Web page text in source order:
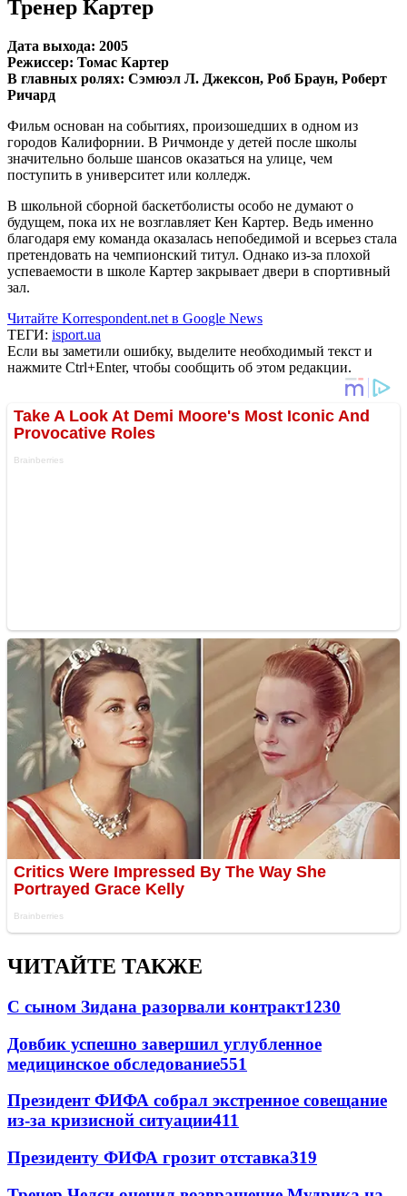
Тренер Картер
Дата выхода: 2005
Режиссер: Томас Картер
В главных ролях: Сэмюэл Л. Джексон, Роб Браун, Роберт
Ричард
Фильм основан на событиях, произошедших в одном из
городов Калифорнии. В Ричмонде у детей после школы
значительно больше шансов оказаться на улице, чем
поступить в университет или колледж.
В школьной сборной баскетболисты особо не думают о
будущем, пока их не возглавляет Кен Картер. Ведь именно
благодаря ему команда оказалась непобедимой и всерьез стала
претендовать на чемпионский титул. Однако из-за плохой
успеваемости в школе Картер закрывает двери в спортивный
зал.
Читайте Korrespondent.net в Google News
ТЕГИ: isport.ua
Если вы заметили ошибку, выделите необходимый текст и
нажмите Ctrl+Enter, чтобы сообщить об этом редакции.
ЧИТАЙТЕ ТАКЖЕ
С сыном Зидана разорвали контракт1230
Довбик успешно завершил углубленное
медицинское обследование551
Президент ФИФА собрал экстренное совещание
из-за кризисной ситуации411
Президенту ФИФА грозит отставка319